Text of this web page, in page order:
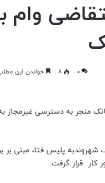
وام
۰ ۸ خواندن این مطلب ۱ دقیقه زمان
منجر به دسترسی
پلیس فتا، مبنی بر